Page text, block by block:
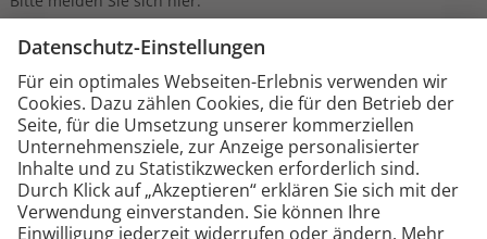
Gas:
0361 564-3333 oder
0800 7937342 (kostenfrei)